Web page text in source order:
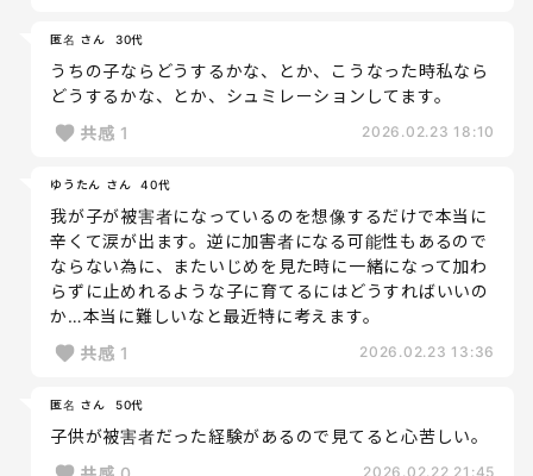
匿名 さん 30代
うちの子ならどうするかな、とか、こうなった時私なら
どうするかな、とか、シュミレーションしてます。
共感 1 2026.02.23 18:10
ゆうたん さん 40代
我が子が被害者になっているのを想像するだけで本当に
辛くて涙が出ます。逆に加害者になる可能性もあるので
ならない為に、またいじめを見た時に一緒になって加わ
らずに止めれるような子に育てるにはどうすればいいの
か…本当に難しいなと最近特に考えます。
共感 1 2026.02.23 13:36
匿名 さん 50代
子供が被害者だった経験があるので見てると心苦しい。
2026.02.22 21:45